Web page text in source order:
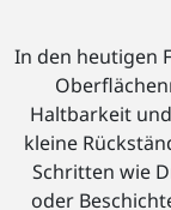
In den heutigen
Haltbarkeit
kleine
Schritten wie
oder